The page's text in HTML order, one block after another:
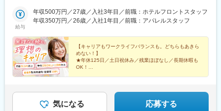
線「千駄ヶ谷駅」より徒歩8分・都営地下鉄「国立競技場駅」A4
出口より徒歩8分＝＝＝＝＝＝＝＝＞＞★check！◎安心して上京
越し支援・家賃補助などをサポートします。◎独り立ち後はリモ
ートワークが可能週3日リモートワークの先輩も。遠方の方はフル
リモート勤務もOK！ライフステージの変化に合わせて、柔軟な働
き方ができます。
給与
年収500万円／27歳／入社3年目／前職：ホテルフロントスタッフ
年収350万円／26歳／入社1年目／前職：アパレルスタッフ
【キャリアもワークライフバランスも。どちらもあきら
めない！】
★年休125日／土日祝休み／残業ほぼなし／長期休暇も
OK！
気になる 応募する